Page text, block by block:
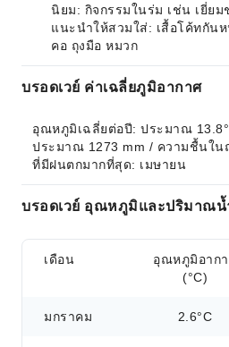
นิยม: กิจกรรมในร่ม เช่น เยี่ย
แนะนำให้สวมใส่: เสื้อโค้ทกัน
คอ ถุงมือ หมวก
บรอดเวย์ ค่าเฉลี่ยภูมิอากาศ
อุณหภูมิเฉลี่ยต่อปี: ประมาณ
ประมาณ 1273 mm / ความชื้นใน
ที่มีฝนตกมากที่สุด: เมษายน
บรอดเวย์ อุณหภูมิและปริมาณน้
เดือน
อุณหภูมิอาก
(°C)
มกราคม 2.6°C